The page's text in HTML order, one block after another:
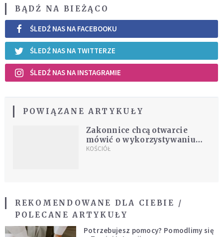
BĄDŹ NA BIEŻĄCO
ŚLEDŹ NAS NA FACEBOOKU
ŚLEDŹ NAS NA TWITTERZE
ŚLEDŹ NAS NA INSTAGRAMIE
POWIĄZANE ARTYKUŁY
Zakonnice chcą otwarcie
mówić o wykorzystywaniu
seksualnym przez księży
KOŚCIÓŁ
REKOMENDOWANE DLA CIEBIE /
POLECANE ARTYKUŁY
Potrzebujesz pomocy? Pomodlimy się